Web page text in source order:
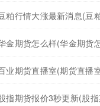
粕行情大涨最新消息(豆
金期货怎么样(华金期货
业期货直播室(期货直播